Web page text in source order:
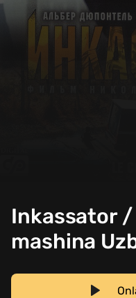
Inkassator
mashina